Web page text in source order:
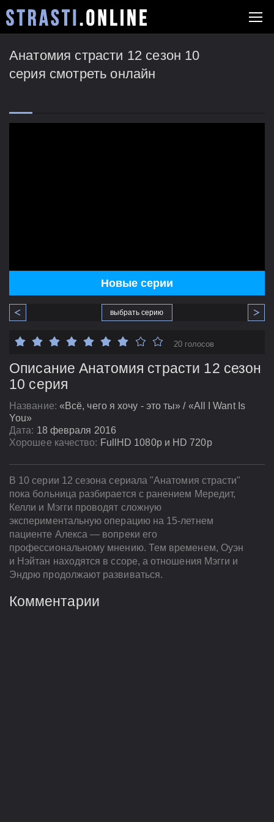
Анатомия страсти 12 сезон 10
серия смотреть онлайн
Новые серии
выбрать серию
Описание Анатомия страсти 12 сезон
10 серия
Название: «Всё, чего я хочу - это ты» / «All I Want Is
You»
Дата: 18 февраля 2016
Хорошее качество: FullHD 1080p и HD 720p
20 голосов
В 10 серии 12 сезона сериала "Анатомия страсти"
пока больница разбирается с ранением Мередит,
Келли и Мэгги проводят сложную
экспериментальную операцию на 15-летнем
пациенте Алекса — вопреки его
профессиональному мнению. Тем временем, Оуэн
и Нэйтан находятся в ссоре, а отношения Мэгги и
Эндрю продолжают развиваться.
Комментарии